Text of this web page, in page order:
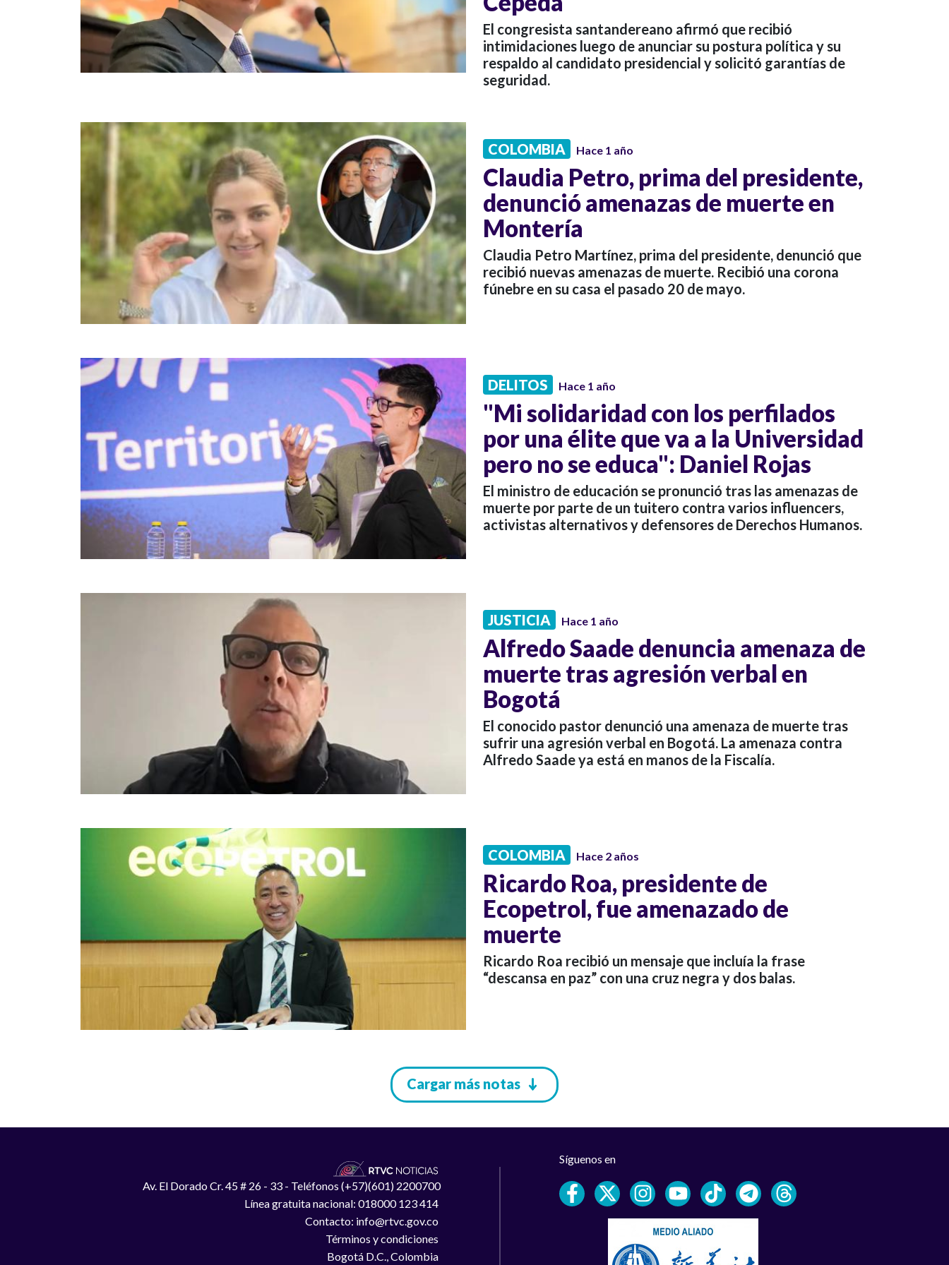
El congresista santandereano afirmó que recibió
intimidaciones luego de anunciar su postura política y su
respaldo al candidato presidencial y solicitó garantías de
seguridad.
COLOMBIA Hace 1 año
Claudia Petro, prima del presidente,
denunció amenazas de muerte en
Montería
Claudia Petro Martínez, prima del presidente, denunció que
recibió nuevas amenazas de muerte. Recibió una corona
fúnebre en su casa el pasado 20 de mayo.
DELITOS Hace 1 año
"Mi solidaridad con los perfilados
por una élite que va a la Universidad
pero no se educa": Daniel Rojas
El ministro de educación se pronunció tras las amenazas de
muerte por parte de un tuitero contra varios influencers,
activistas alternativos y defensores de Derechos Humanos.
JUSTICIA Hace 1 año
Alfredo Saade denuncia amenaza de
muerte tras agresión verbal en
Bogotá
El conocido pastor denunció una amenaza de muerte tras
sufrir una agresión verbal en Bogotá. La amenaza contra
Alfredo Saade ya está en manos de la Fiscalía.
COLOMBIA Hace 2 años
Ricardo Roa, presidente de
Ecopetrol, fue amenazado de
muerte
Ricardo Roa recibió un mensaje que incluía la frase
“descansa en paz” con una cruz negra y dos balas.
Cargar más notas
Av. El Dorado Cr. 45 # 26 - 33 - Teléfonos (+57)(601) 2200700
Línea gratuita nacional: 018000 123 414
Contacto: info@rtvc.gov.co
Términos y condiciones
Bogotá D.C., Colombia
Síguenos en